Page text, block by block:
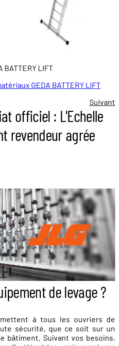
BATTERY LIFT
GEDA BATTERY LIFT
Suivant
officiel : L'Echelle
revendeur agrée
de levage ?
à tous les ouvriers de
sécurité, que ce soit sur un
bâtiment. Suivant vos besoins,